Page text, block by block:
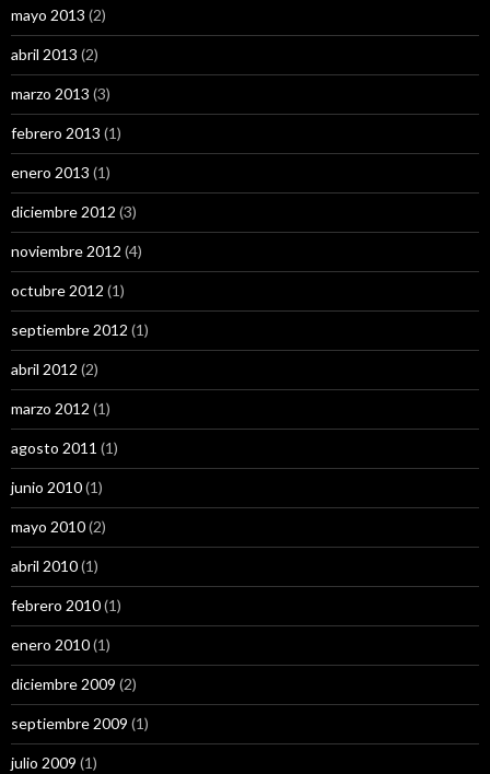
mayo 2013 (2)
abril 2013 (2)
marzo 2013 (3)
febrero 2013 (1)
enero 2013 (1)
diciembre 2012 (3)
noviembre 2012 (4)
octubre 2012 (1)
septiembre 2012 (1)
abril 2012 (2)
marzo 2012 (1)
agosto 2011 (1)
junio 2010(1)
mayo 2010(2)
abril 2010(1)
febrero 2010(1)
enero 2010(1)
diciembre 2009 (2)
septiembre 2009 (1)
julio 2009 (1)